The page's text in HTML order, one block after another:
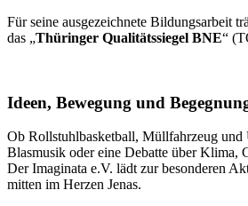
Für seine ausgezeichnete Bildungsarbeit
das „Thüringer Qualitätssiegel BNE“
Ideen, Bewegung und
Ob Rollstuhlbasketball, Müllfahrzeug und
Blasmusik oder eine Debatte über Klima,
Der Imaginata e.V. lädt zur besonderen
mitten im Herzen Jenas.